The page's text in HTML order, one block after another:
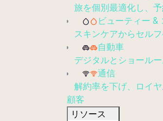
旅を個別最適化し、
ビューティー &
スキンケアからセル
自動車
デジタルとショール
通信
解約率を下げ、ロイ
顧客
リソース